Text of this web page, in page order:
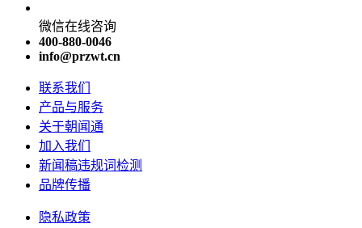
微信在线咨询
400-880-0046
info@przwt.cn
联系我们
产品与服务
关于朝闻通
加入我们
新闻稿违规词检测
品牌传播
隐私政策